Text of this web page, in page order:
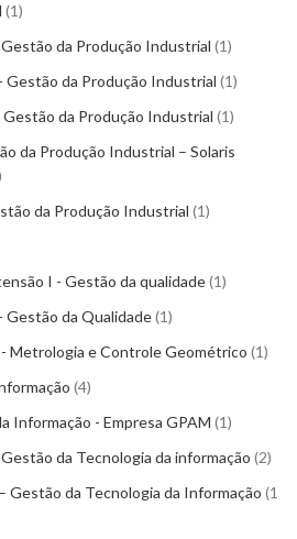
1
da Produção Industrial 1
da Produção Industrial 1
da Produção Industrial 1
da Produção Industrial – Solaris
da Produção Industrial 1
I - Gestão da qualidade 1
da Qualidade 1
Metrologia e Controle Geométrico 1
4
Informação - Empresa GPAM 1
da Tecnologia da informação 2
Gestão da Tecnologia da Informação 1